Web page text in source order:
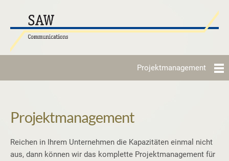
Projektmanagement
Projektmanagement
Reichen in Ihrem Unternehmen die Kapazitäten einmal nicht
aus, dann können wir das komplette Projektmanagement für